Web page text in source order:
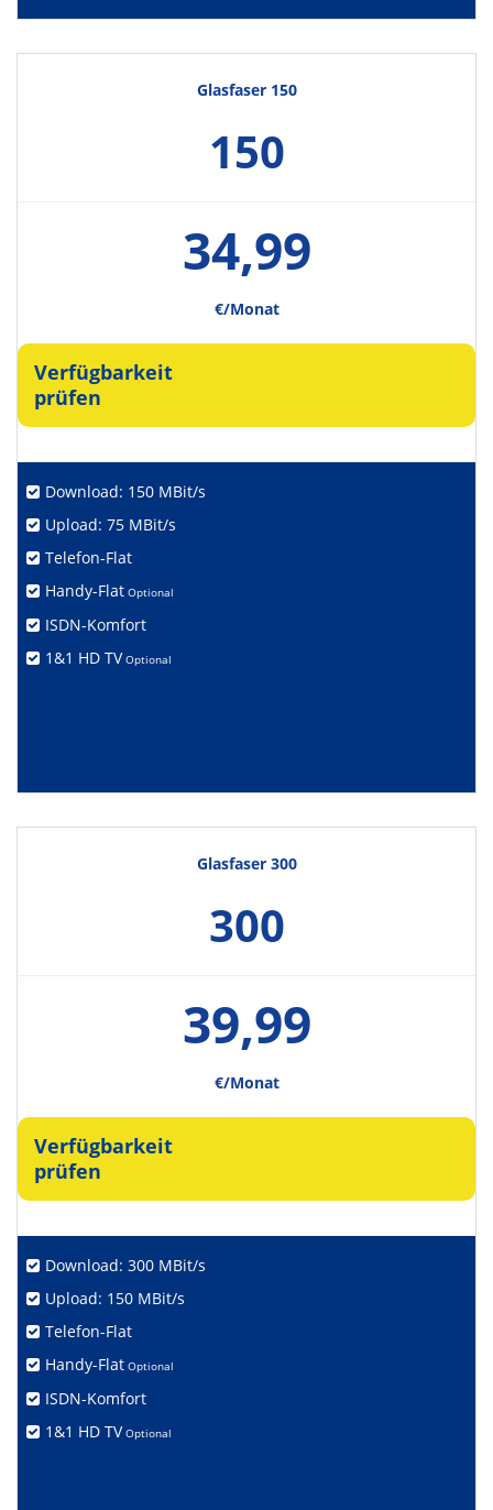
Glasfaser 150
150
34,99
€/Monat
Verfügbarkeit
prüfen
Download: 150 MBit/s
Upload: 75 MBit/s
Telefon-Flat
Handy-Flat Optional
ISDN-Komfort
1&1 HD TV Optional
Glasfaser 300
300
39,99
€/Monat
Verfügbarkeit
prüfen
Download: 300 MBit/s
Upload: 150 MBit/s
Telefon-Flat
Handy-Flat Optional
ISDN-Komfort
1&1 HD TV Optional